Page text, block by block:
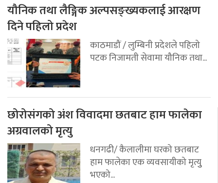
यौनिक तथा लैङ्गिक अल्पसङ्ख्यकलाई आरक्षण
दिने पहिलो प्रदेश
काठमाडौं / लुम्बिनी प्रदेशले पहिलो
पटक निजामती सेवामा यौनिक तथा...
छोरोसंगको अंश विवादमा छतबाट हाम फालेका
अग्रवालको मृत्यु
धनगढी/ कैलालीमा घरको छतबाट
हाम फालेका एक व्यवसायीको मृत्युु
भएको...